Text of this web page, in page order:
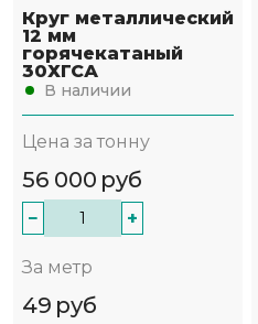
Круг металлический
12 мм
горячекатаный
30ХГСА
В наличии
Цена за тонну
56 000 руб
− +
За метр
49 руб